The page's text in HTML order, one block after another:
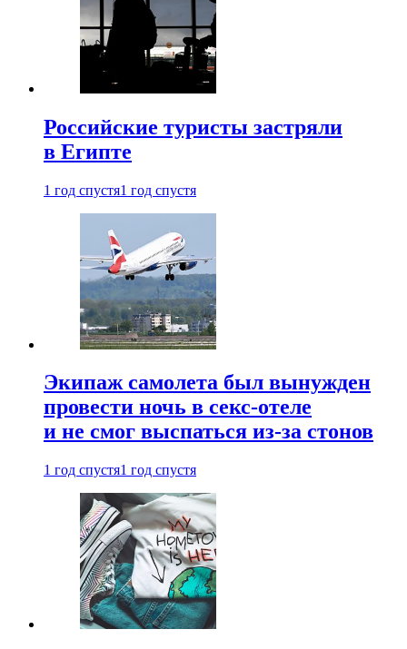
Российские туристы застряли
в Египте
1 год спустя1 год спустя
Экипаж самолета был вынужден
провести ночь в секс-отеле
и не смог выспаться из-за стонов
1 год спустя1 год спустя